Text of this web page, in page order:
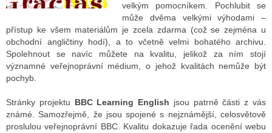
TELEVIZE
TELEVIZÍ
VYSÍLAČE
INTERNET
velkým pomocníkem. Pochlubit se
může dvěma velkými výhodami –
přístup ke všem materiálům je zcela zdarma (což se zejména u
obchodní angličtiny hodí), a to včetně velmi bohatého archivu.
Spolehnout se navíc můžete na kvalitu, jelikož za ním stojí
významné veřejnoprávní médium, o jehož kvalitách nemůže být
pochyb.
Stránky projektu BBC Learning English jsou patrně části z vás
známé. Samozřejmě, že jsou spojené s nejznámější, celosvětově
proslulou veřejnoprávní BBC. Kvalitu dokazuje řada ocenění webu